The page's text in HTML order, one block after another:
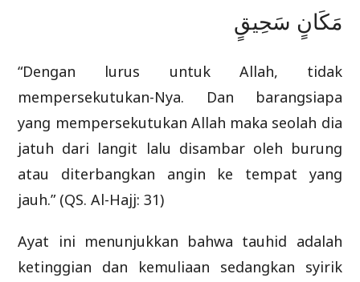
مَكَانٍ سَحِيقٍ
“Dengan lurus untuk Allah, tidak
mempersekutukan-Nya. Dan barangsiapa
yang mempersekutukan Allah maka seolah dia
jatuh dari langit lalu disambar oleh burung
atau diterbangkan angin ke tempat yang
jauh.” (QS. Al-Hajj: 31)
Ayat ini menunjukkan bahwa tauhid adalah
ketinggian dan kemuliaan sedangkan syirik